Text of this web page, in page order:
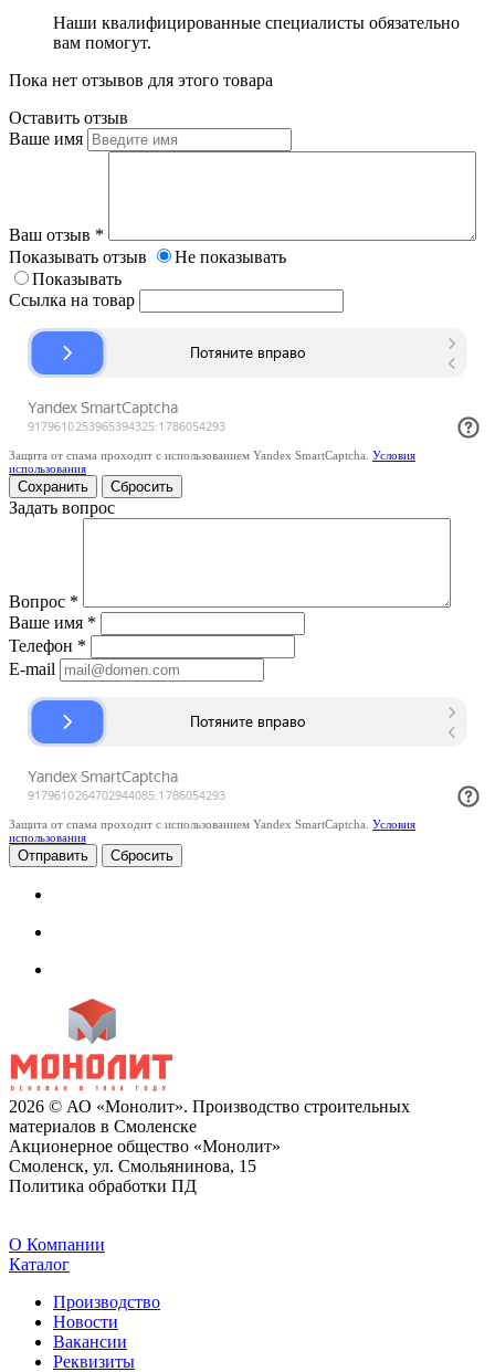
Наши квалифицированные специалисты обязательно
вам помогут.
Пока нет отзывов для этого товара
Оставить отзыв
Ваше имя
Ваш отзыв *
Показывать отзыв
Не показывать
Показывать
Ссылка на товар
Защита от спама проходит с использованием Yandex SmartCaptcha. Условия
использования
Сбросить
Задать вопрос
Вопрос *
Ваше имя *
Телефон *
E-mail
Защита от спама проходит с использованием Yandex SmartCaptcha. Условия
использования
Сбросить
2026 © АО «Монолит». Производство строительных
материалов в Смоленске
Акционерное общество «Монолит»
Смоленск, ул. Смольянинова, 15
Политика обработки ПД
O Компании
Каталог
Производство
Новости
Вакансии
Реквизиты